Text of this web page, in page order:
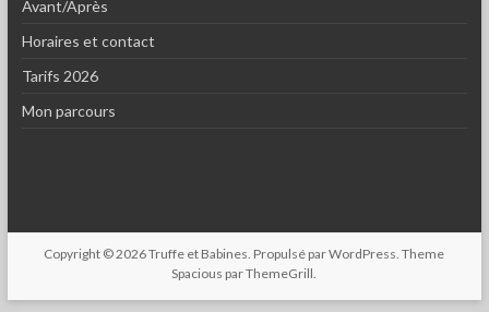
Avant/Après
Horaires et contact
Tarifs 2026
Mon parcours
Copyright © 2026Truffe et Babines. Propulsé parWordPress. Theme
Spacious parThemeGrill.